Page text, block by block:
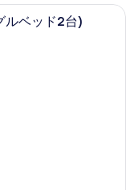
ボックス (室内)、遮光カ
ルベッド2台)